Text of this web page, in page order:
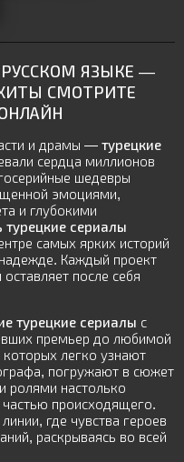
ЯЗЫКЕ —
СМОТРИТЕ
и драмы — турецкие
сердца миллионов
шедевры
эмоциями,
и глубокими
турецкие сериалы
самых ярких историй
Каждый проект
после себя
турецкие сериалы с
премьер до любимой
легко узнают
погружают в сюжет
ролями настолько
частью происходящего.
где чувства героев
раскрываясь во всей